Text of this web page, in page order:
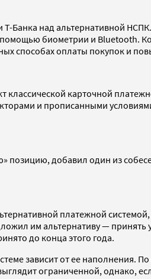
Банка над альтернативной
биометрии и Bluetooth.
способах оплаты покупок и
карточной
и прописанными
позицию, добавил один из
платежной
им альтернативу —
до конца этого года.
зависит от ее наполнения.
ограниченной, однако,